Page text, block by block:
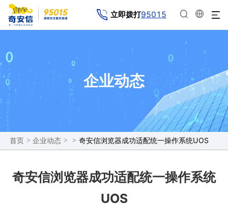
立即拨打95015
企业动态
首页 > 企业动态 > > 奇安信浏览器成功适配统一操作系统UOS
奇安信浏览器成功适配统一操作系统
UOS